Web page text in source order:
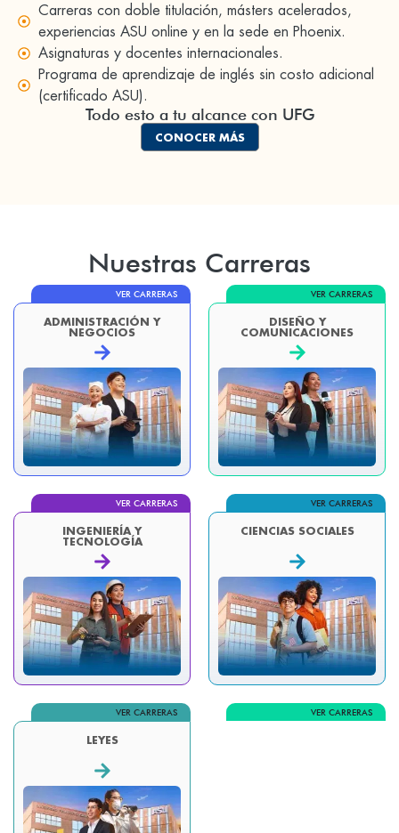
Carreras con doble titulación, másters acelerados,
experiencias ASU online y en la sede en Phoenix.
Asignaturas y docentes internacionales.
Programa de aprendizaje de inglés sin costo adicional
(certificado ASU).
Todo esto a tu alcance con UFG
CONOCER MÁS
Nuestras Carreras
VER CARRERAS
ADMINISTRACIÓN Y
NEGOCIOS
VER CARRERAS
DISEÑO Y
COMUNICACIONES
VER CARRERAS
INGENIERÍA Y
TECNOLOGÍA
VER CARRERAS
CIENCIAS SOCIALES
VER CARRERAS
LEYES
VER CARRERAS